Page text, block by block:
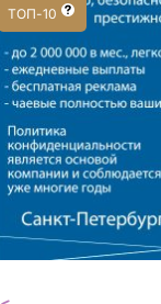
ТОП-10